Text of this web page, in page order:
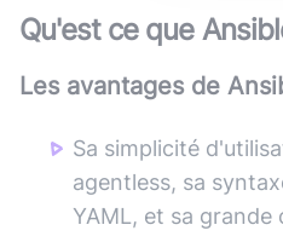
Qu'est ce que
Les avantages de
Sa simplicité
agentless, sa
YAML, et sa grande